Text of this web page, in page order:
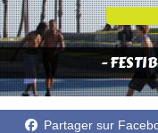
-
Partager sur